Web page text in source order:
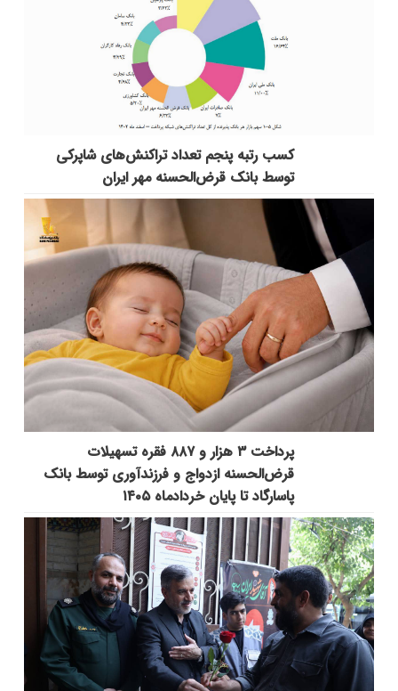
کسب رتبه پنجم تعداد تراکنش‌های شاپرکی
توسط بانک قرض‌الحسنه مهر ایران
پرداخت ۳ هزار و ۸۸۷ فقره تسهیلات
قرض‌الحسنه ازدواج و فرزندآوری توسط بانک
پاسارگاد تا پایان خردادماه ۱۴۰۵